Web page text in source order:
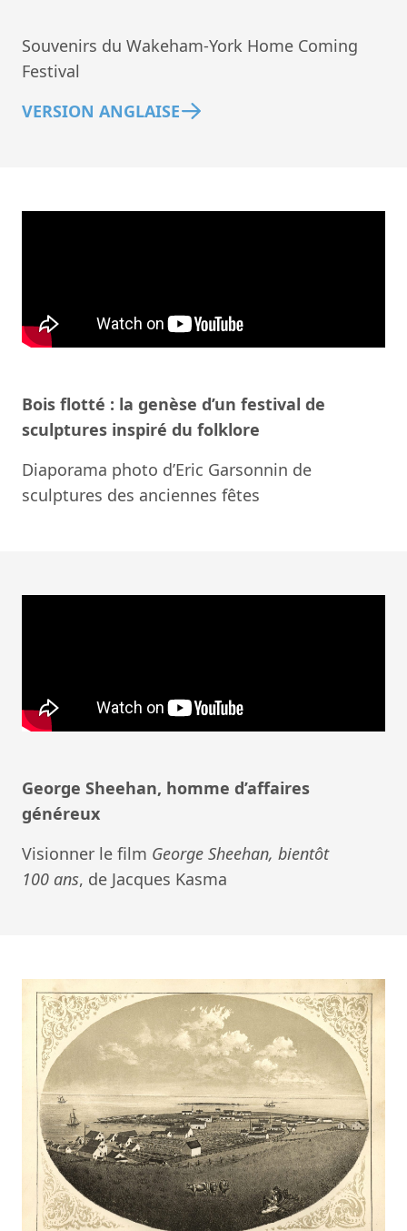
Souvenirs du Wakeham-York Home Coming
Festival
VERSION ANGLAISE
Bois flotté : la genèse d’un festival de
sculptures inspiré du folklore
Diaporama photo d’Eric Garsonnin de
sculptures des anciennes fêtes
George Sheehan, homme d’affaires
généreux
Visionner le film George Sheehan, bientôt
100 ans, de Jacques Kasma